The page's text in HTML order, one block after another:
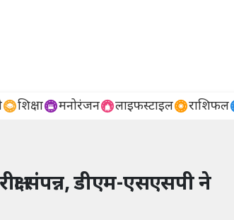
शिक्षा मनोरंजन लाइफस्टाइल राशिफल
संपन्न, डीएम-एसएसपी ने